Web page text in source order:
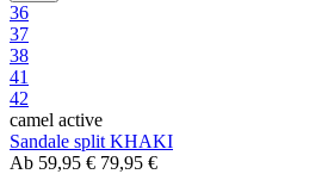
36
37
38
41
42
camel active
Sandale split KHAKI
Ab 59,95 € 79,95 €